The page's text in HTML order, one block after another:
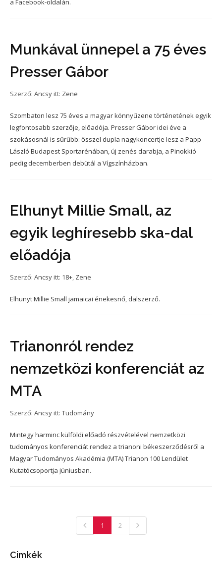
a Facebook-oldalán.
Munkával ünnepel a 75 éves
Presser Gábor
Szerző: Ancsy itt: Zene
Szombaton lesz 75 éves a magyar könnyűzene történetének egyik
legfontosabb szerzője, előadója. Presser Gábor idei éve a
szokásosnál is sűrűbb: ősszel dupla nagykoncertje lesz a Papp
László Budapest Sportarénában, új zenés darabja, a Pinokkió
pedig decemberben debütál a Vígszínházban.
Elhunyt Millie Small, az
egyik leghíresebb ska-dal
előadója
Szerző: Ancsy itt: 18+, Zene
Elhunyt Millie Small jamaicai énekesnő, dalszerző.
Trianonról rendez
nemzetközi konferenciát az
MTA
Szerző: Ancsy itt: Tudomány
Mintegy harminc külföldi előadó részvételével nemzetközi
tudományos konferenciát rendez a trianoni békeszerződésről a
Magyar Tudományos Akadémia (MTA) Trianon 100 Lendület
Kutatócsoportja júniusban.
1 2
Cimkék